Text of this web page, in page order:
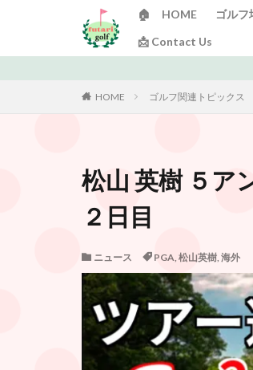
🏠 HOME ゴルフ
📩 Contact Us
HOME ゴルフ関連トピックス
松山 英樹 ５ア
２日目
ニュース PGA, 松山英樹, 海外